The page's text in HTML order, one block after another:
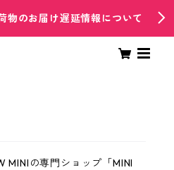
物のお届け遅延情報について
MINIの専門ショップ「MINI